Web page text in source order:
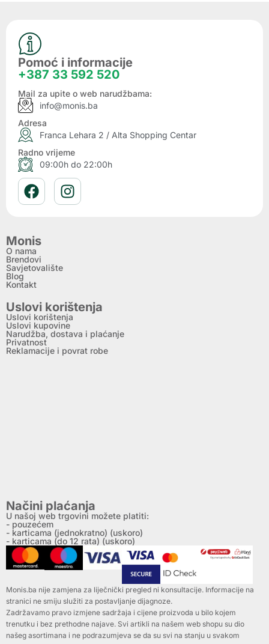
Pomoć i informacije
+387 33 592 520
Mail za upite o web narudžbama:
info@monis.ba
Adresa
Franca Lehara 2 / Alta Shopping Centar
Radno vrijeme
09:00h do 22:00h
Monis
O nama
Brendovi
Savjetovalište
Blog
Kontakt
Uslovi korištenja
Uslovi korištenja
Uslovi kupovine
Narudžba, dostava i plaćanje
Privatnost
Reklamacije i povrat robe
Načini plaćanja
U našoj web trgovini možete platiti:
- pouzećem
- karticama (jednokratno) (uskoro)
- karticama (do 12 rata) (uskoro)
Monis.ba nije zamjena za liječnički pregled ni konsultacije. Informacije na
stranici ne smiju služiti za postavljanje dijagnoze.
Zadržavamo pravo izmjene sadržaja i cijene proizvoda u bilo kojem
trenutku i bez prethodne najave. Svi artikli na našem web shopu su dio
našeg asortimana i ne podrazumjeva se da su svi na stanju u svakom